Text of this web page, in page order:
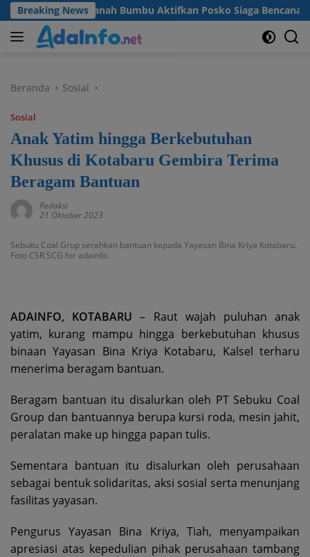
Langsung
ke
konten
Breaking News
Pemkab Tanah Bumbu Aktifkan Posko Siaga Bencana Lintas
Beranda Sosial
Sosial
Anak Yatim hingga Berkebutuhan
Khusus di Kotabaru Gembira Terima
Beragam Bantuan
Redaksi
21 Oktober 2023
Sebuku Coal Grup serahkan bantuan kepada Yayasan Bina Kriya Kotabaru.
Foto CSR SCG for adainfo.
ADAINFO, KOTABARU – Raut wajah puluhan anak
yatim, kurang mampu hingga berkebutuhan khusus
binaan Yayasan Bina Kriya Kotabaru, Kalsel terharu
menerima beragam bantuan.
Beragam bantuan itu disalurkan oleh PT Sebuku Coal
Group dan bantuannya berupa kursi roda, mesin jahit,
peralatan make up hingga papan tulis.
Sementara bantuan itu disalurkan oleh perusahaan
sebagai bentuk solidaritas, aksi sosial serta menunjang
fasilitas yayasan.
Pengurus Yayasan Bina Kriya, Tiah, menyampaikan
apresiasi atas kepedulian pihak perusahaan tambang